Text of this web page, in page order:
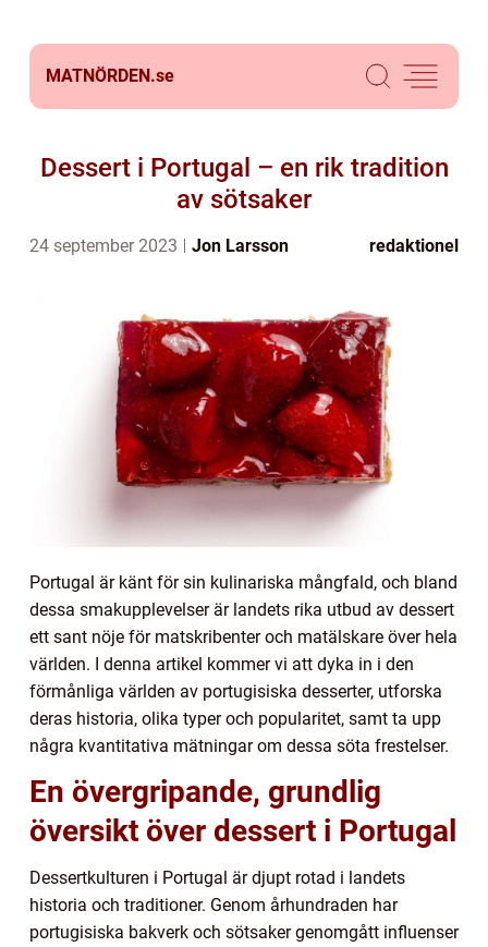
MATNÖRDEN.se
Dessert i Portugal – en rik tradition
av sötsaker
24 september 2023 Jon Larsson redaktionel
Portugal är känt för sin kulinariska mångfald, och bland
dessa smakupplevelser är landets rika utbud av dessert
ett sant nöje för matskribenter och matälskare över hela
världen. I denna artikel kommer vi att dyka in i den
förmånliga världen av portugisiska desserter, utforska
deras historia, olika typer och popularitet, samt ta upp
några kvantitativa mätningar om dessa söta frestelser.
En övergripande, grundlig
översikt över dessert i Portugal
Dessertkulturen i Portugal är djupt rotad i landets
historia och traditioner. Genom århundraden har
portugisiska bakverk och sötsaker genomgått influenser